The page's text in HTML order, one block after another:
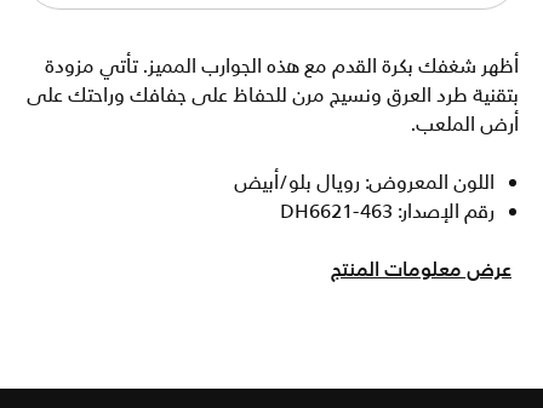
أظهر شغفك بكرة القدم مع هذه الجوارب المميز. تأتي مزودة
بتقنية طرد العرق ونسيج مرن للحفاظ على جفافك وراحتك على
أرض الملعب.
اللون المعروض: رويال بلو/أبيض
رقم الإصدار: DH6621-463
عرض معلومات المنتج